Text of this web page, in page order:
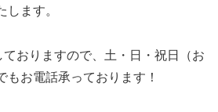
します。
おりますので、土・日・祝日（お
もお電話承っております！